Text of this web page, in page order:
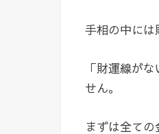
手相の中には
「財運線が
せん。
まずは全ての